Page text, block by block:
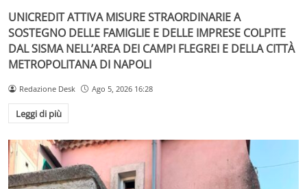
UNICREDIT ATTIVA MISURE STRAORDINARIE A
SOSTEGNO DELLE FAMIGLIE E DELLE IMPRESE COLPITE
DAL SISMA NELL’AREA DEI CAMPI FLEGREI E DELLA CITTÀ
METROPOLITANA DI NAPOLI
Redazione Desk Ago 5, 2026 16:28
Leggi di più